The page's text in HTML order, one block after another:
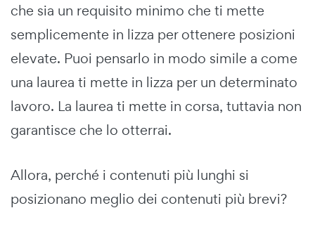
che sia un requisito minimo che ti mette
semplicemente in lizza per ottenere posizioni
elevate. Puoi pensarlo in modo simile a come
una laurea ti mette in lizza per un determinato
lavoro. La laurea ti mette in corsa, tuttavia non
garantisce che lo otterrai.
Allora, perché i contenuti più lunghi si
posizionano meglio dei contenuti più brevi?